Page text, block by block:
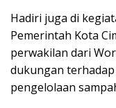
Hadiri juga di
Pemerintah Kota
perwakilan dari
dukungan
pengelolaan